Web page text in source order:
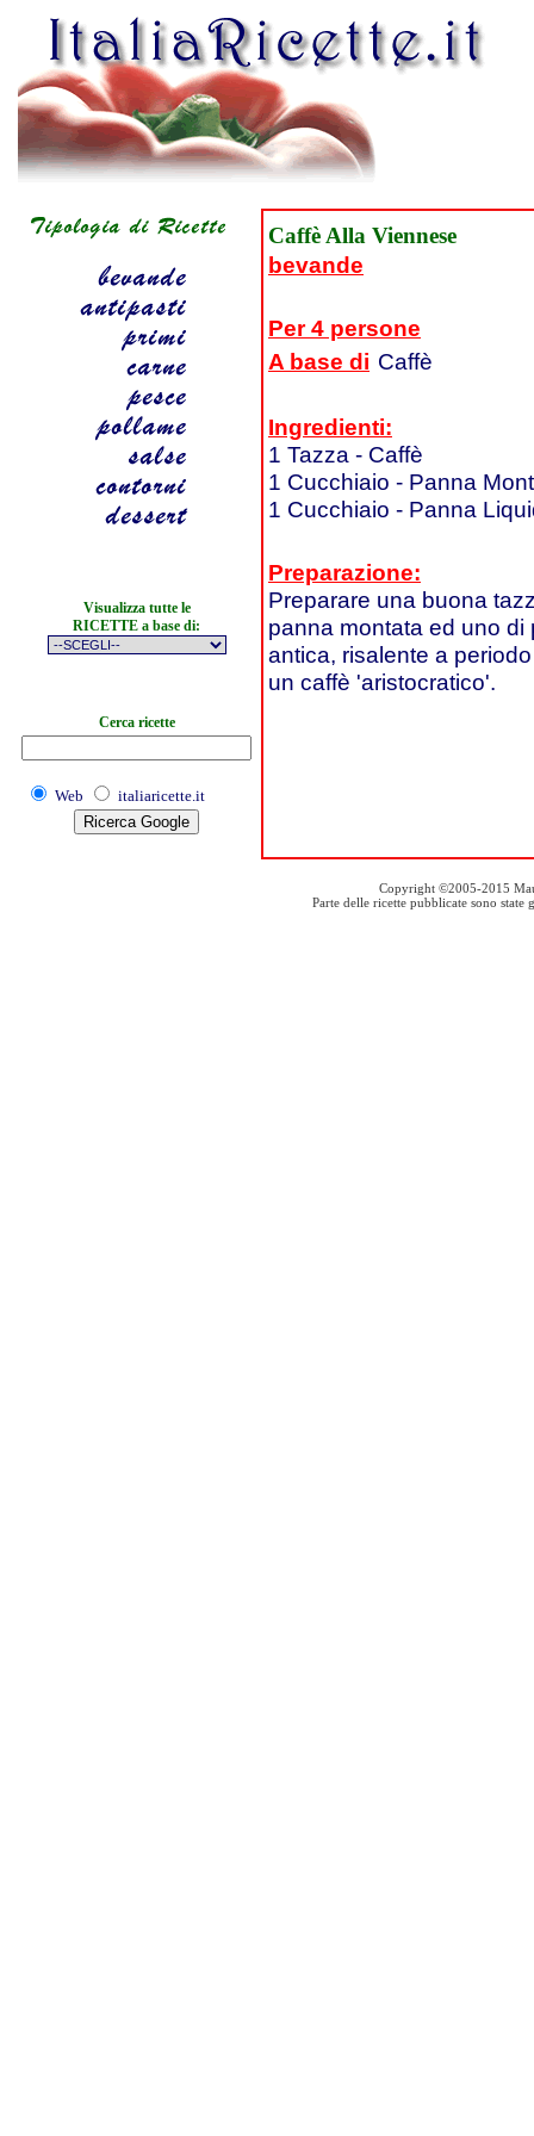
Visualizza tutte le
RICETTE a base di:
Cerca ricette
Web italiaricette.it
Caffè Alla Viennese
bevande
Per 4 persone
A base di Caffè
Ingredienti:
1 Tazza - Caffè
1 Cucchiaio - Panna
1 Cucchiaio - Panna
Preparazione:
Preparare una buona
panna montata ed uno
antica, risalente a
un caffè 'aristocratico'.
Copyright ©2005-2015
Parte delle ricette pubblicate sono state